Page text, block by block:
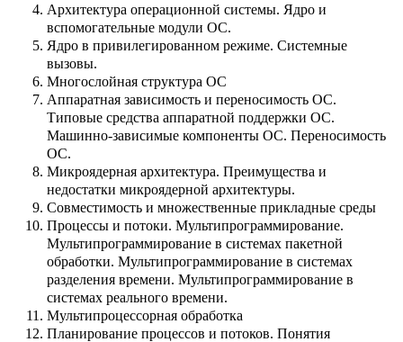
Архитектура операционной системы. Ядро и
вспомогательные модули ОС.
Ядро в привилегированном режиме. Системные
вызовы.
Многослойная структура ОС
Аппаратная зависимость и переносимость ОС.
Типовые средства аппаратной поддержки ОС.
Машинно-зависимые компоненты ОС. Переносимость
ОС.
Микроядерная архитектура. Преимущества и
недостатки микроядерной архитектуры.
Совместимость и множественные прикладные среды
Процессы и потоки. Мультипрограммирование.
Мультипрограммирование в системах пакетной
обработки. Мультипрограммирование в системах
разделения времени. Мультипрограммирование в
системах реального времени.
Мультипроцессорная обработка
Планирование процессов и потоков. Понятия